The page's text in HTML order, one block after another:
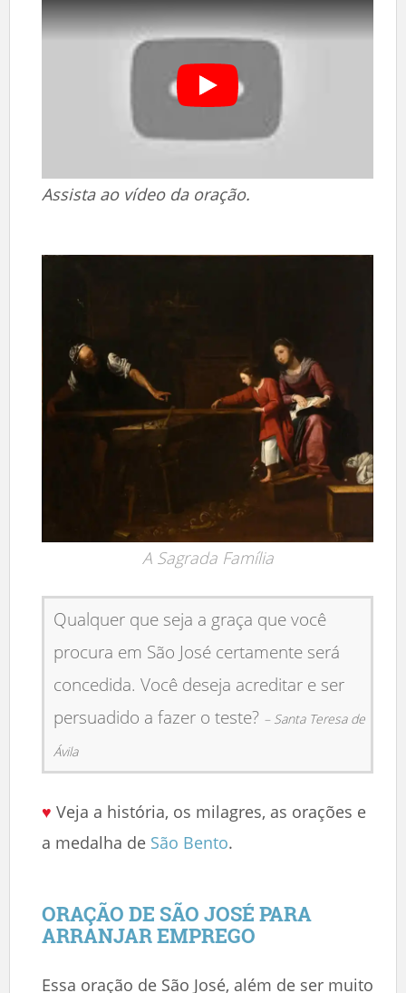
Assista ao vídeo da oração.
A Sagrada Família
Qualquer que seja a graça que você
procura em São José certamente será
concedida. Você deseja acreditar e ser
persuadido a fazer o teste? – Santa Teresa de
Ávila
♥ Veja a história, os milagres, as orações e
a medalha de São Bento.
ORAÇÃO DE SÃO JOSÉ PARA
ARRANJAR EMPREGO
Essa oração de São José, além de ser muito